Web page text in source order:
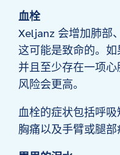
血栓
Xeljanz 会增加肺部
这可能是致命的。如
并且至少存在一项心
风险会更高。
血栓的症状包括呼吸
胸痛以及手臂或腿部